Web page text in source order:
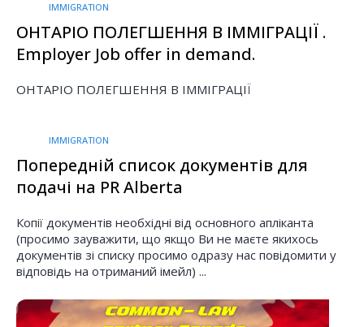
IMMIGRATION
ОНТАРІО ПОЛЕГШЕННЯ В ІММІГРАЦІЇ .
Employer Job offer in demand.
ОНТАРІО ПОЛЕГШЕННЯ В ІММІГРАЦІЇ
IMMIGRATION
Попередній список документів для
подачі на PR Alberta
Копії документів необхідні від основного апліканта
(просимо зауважити, що якщо Ви не маєте якихось
документів зі списку просимо одразу нас повідомити у
відповідь на отриманий імейл) ...